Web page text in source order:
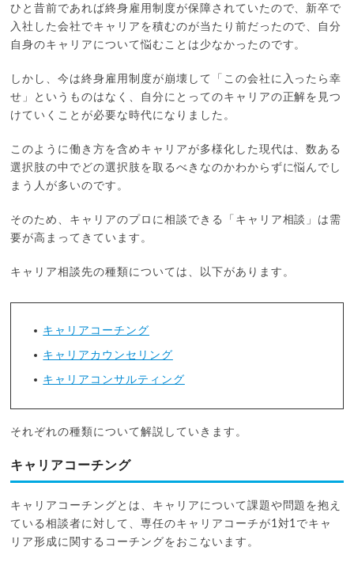
ひと昔前であれば終身雇用制度が保障されていたので、新卒で
入社した会社でキャリアを積むのが当たり前だったので、自分
自身のキャリアについて悩むことは少なかったのです。
しかし、今は終身雇用制度が崩壊して「この会社に入ったら幸
せ」というものはなく、自分にとってのキャリアの正解を見つ
けていくことが必要な時代になりました。
このように働き方を含めキャリアが多様化した現代は、数ある
選択肢の中でどの選択肢を取るべきなのかわからずに悩んでし
まう人が多いのです。
そのため、キャリアのプロに相談できる「キャリア相談」は需
要が高まってきています。
キャリア相談先の種類については、以下があります。
キャリアコーチング
キャリアカウンセリング
キャリアコンサルティング
それぞれの種類について解説していきます。
キャリアコーチング
キャリアコーチングとは、キャリアについて課題や問題を抱え
ている相談者に対して、専任のキャリアコーチが1対1でキャ
リア形成に関するコーチングをおこないます。